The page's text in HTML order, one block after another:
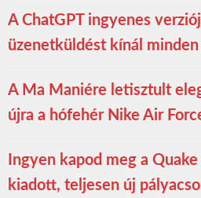
A ChatGPT ingyenes
üzenetküldést kínál minden
A Ma Maniére letisztult
újra a hófehér Nike Air
Ingyen kapod meg a
kiadott, teljesen új